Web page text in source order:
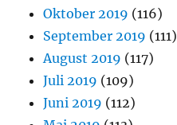
Oktober 2019 (116)
September 2019 (111)
August 2019 (117)
Juli 2019 (109)
Juni 2019 (112)